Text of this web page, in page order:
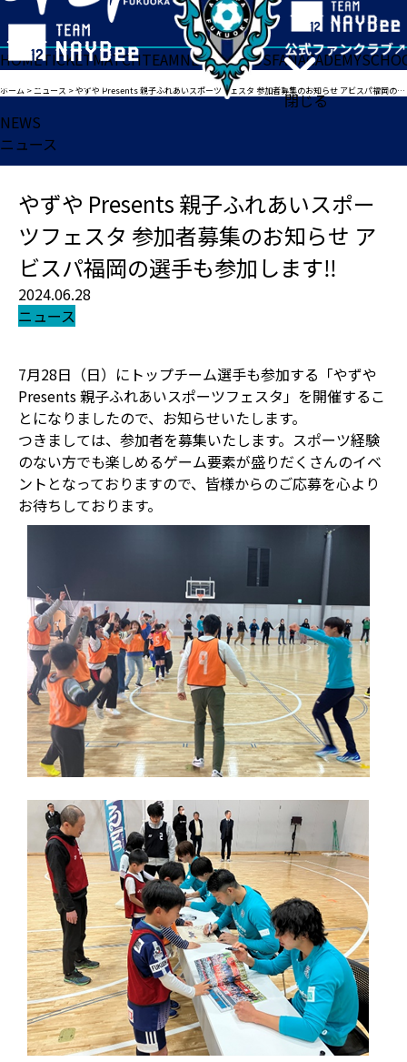
閉じる
HOMETICKETMATCHTEAMNEWSGOODSFANACADEMY
ホーム >ニュース >やずや Presents 親子ふれあいスポーツフェスタ 参加者募集のお知らせ アビスパ福岡の選手も参加します‼
NEWS
ニュース
やずや Presents 親子ふれあいスポー
ツフェスタ 参加者募集のお知らせ ア
ビスパ福岡の選手も参加します‼
2024.06.28
ニュース
7月28日（日）にトップチーム選手も参加する「やずや
Presents 親子ふれあいスポーツフェスタ」を開催するこ
とになりましたので、お知らせいたします。
つきましては、参加者を募集いたします。スポーツ経験
のない方でも楽しめるゲーム要素が盛りだくさんのイベ
ントとなっておりますので、皆様からのご応募を心より
お待ちしております。